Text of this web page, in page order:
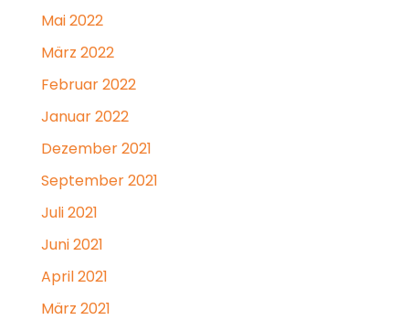
Mai 2022
März 2022
Februar 2022
Januar 2022
Dezember 2021
September 2021
Juli 2021
Juni 2021
April 2021
März 2021